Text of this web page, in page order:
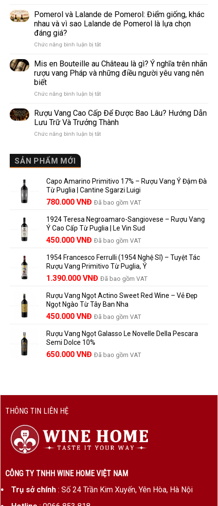
vang
phổ
thế
Và
Sparkling
Wine
Nhau
Thế
Nào?
10
So
Dễ
Hiểu
Người
Pomerol và Lalande de Pomerol: Điểm giống, khác
nhau và vì sao Lalande de Pomerol là lựa chọn
đáng giá?
Chức năng bình luận bị tắtở
và
Lalande
de
Điểm
khác
nhau
và
vì
lựa
chọn
đáng
Mis en Bouteille au Château là gì? Ý nghĩa trên nhãn
rượu vang Pháp và những điều người yêu vang nên
biết
Chức năng bình luận bị tắtở
en
Bouteille
au
Château
nhãn
rượu
vang
và
những
người
vang
nên
biết
Rượu Vang Cao Cấp Để Được Bao Lâu? Hướng Dẫn
Lưu Trữ Và Trưởng Thành
Chức năng bình luận bị tắtở
Được
Bao
Lâu?
Hướng
Dẫn
Lưu
Trữ
Và
Thành
SẢN PHẨM MỚI
Capo Amarino Primitivo 17% – Rượu Vang Ý Đậm Đà
Từ Puglia | Cantine Sgarzi Luigi
Giá
là:
858.000 VNĐ.
780.000 VNĐ Giá
tại
là:
780.000 VNĐ.
Đã bao gồm VAT
1924 Teresa Negroamaro-Sangiovese – Rượu Vang
Ý Cao Cấp Từ Puglia | Le Vin Sud
Giá
là:
495.000 VNĐ.
450.000 VNĐ Giá
tại
là:
450.000 VNĐ.
Đã bao gồm VAT
1954 Francesco Ferrulli (1954 Nghệ Sĩ) – Tuyệt Tác
Rượu Vang Primitivo Từ Puglia, Ý
Giá
là:
1.529.000 VNĐ.
1.390.000 VNĐ Giá
tại
là:
1.390.000 VNĐ.
Đã bao gồm VAT
Rượu Vang Ngọt Actino Sweet Red Wine – Vẻ Đẹp
Ngọt Ngào Từ Tây Ban Nha
450.000 VNĐ Đã bao gồm VAT
Rượu Vang Ngọt Galasso Le Novelle Della Pescara
Semi Dolce 10%
650.000 VNĐ Đã bao gồm VAT
THÔNG TIN LIÊN HỆ
CÔNG TY TNHH WINE HOME VIỆT NAM
Trụ sở chính: Số 24 Trần Kim Xuyến, Yên Hòa, Hà Nội